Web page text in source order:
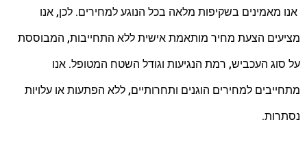
אנו מאמינים בשקיפות מלאה בכל הנוגע למחירים. לכן, אנו
מציעים הצעת מחיר מותאמת אישית ללא התחייבות, המבוססת
על סוג העכביש, רמת הנגיעות וגודל השטח המטופל. אנו
מתחייבים למחירים הוגנים ותחרותיים, ללא הפתעות או עלויות
נסתרות.